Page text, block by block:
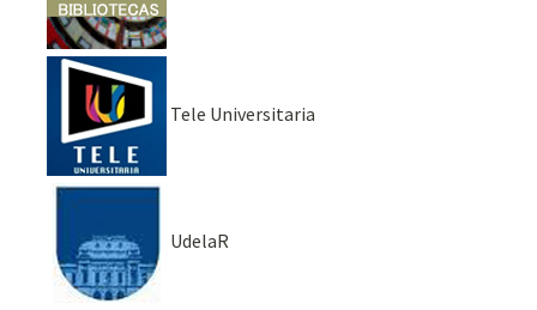
Tele Universitaria
UdelaR